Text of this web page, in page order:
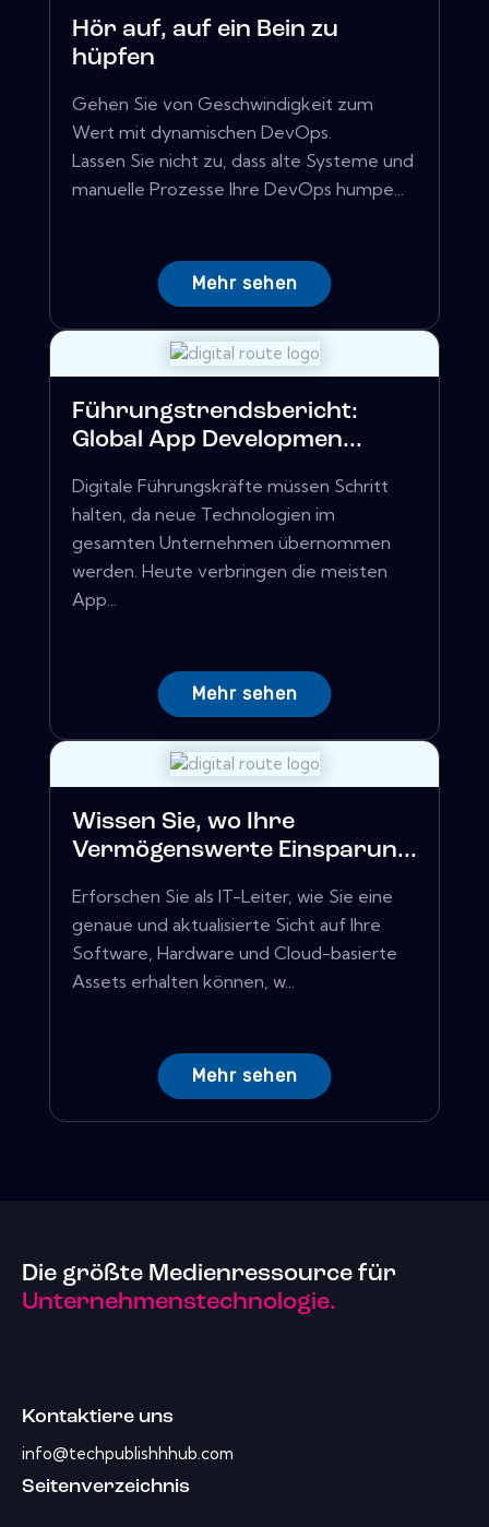
Hör auf, auf ein Bein zu
hüpfen
Gehen Sie von Geschwindigkeit zum
Wert mit dynamischen DevOps.
Lassen Sie nicht zu, dass alte Systeme und
manuelle Prozesse Ihre DevOps humpe...
Mehr sehen
Führungstrendsbericht:
Global App Developmen...
Digitale Führungskräfte müssen Schritt
halten, da neue Technologien im
gesamten Unternehmen übernommen
werden. Heute verbringen die meisten
App...
Mehr sehen
Wissen Sie, wo Ihre
Vermögenswerte Einsparun...
Erforschen Sie als IT-Leiter, wie Sie eine
genaue und aktualisierte Sicht auf Ihre
Software, Hardware und Cloud-basierte
Assets erhalten können, w...
Mehr sehen
Die größte Medienressource für
Unternehmenstechnologie.
Kontaktiere uns
info@techpublishhhub.com
Seitenverzeichnis